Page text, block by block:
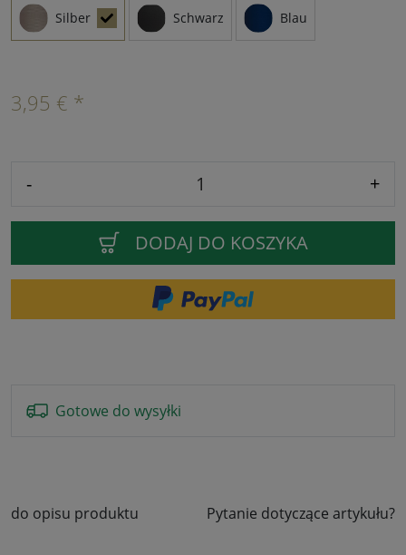
Silber Schwarz Blau
3,95 € *
- +
DODAJ DO KOSZYKA
Gotowe do wysyłki
do opisu produktu Pytanie dotyczące artykułu?